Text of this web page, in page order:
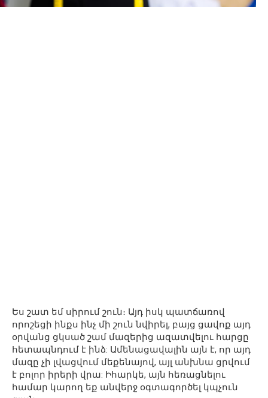
Ես շատ եմ սիրում շուն։ Այդ իսկ պատճառով
որոշեցի ինքս ինչ մի շուն նվիրել, բայց ցավոք այդ
օրվանց ցկսած շամ մազերից ազատվելու հարցը
հետապնդում է ինձ: Ամենացավալին այն է, որ այդ
մազը չի լվացվում մեքենայով, այլ անխնա ցրվում
է բոլոր իրերի վրա: Իհարկե, այն հեռացնելու
համար կարող եք անվերջ օգտագործել կպչուն